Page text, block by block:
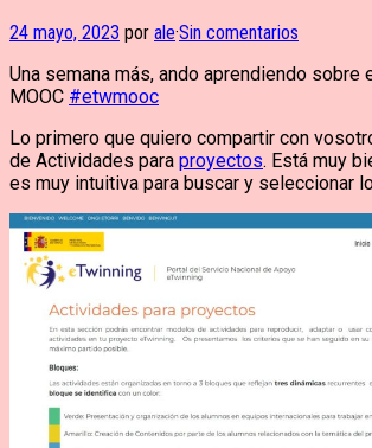
24 mayo, 2023 por ale·Sin comentarios
Una semana más, ando aprendiendo sobre
MOOC #etwmooc
Lo primero que quiero compartir con
de Actividades para proyectos. Está muy
es muy intuitiva para buscar y seleccionar